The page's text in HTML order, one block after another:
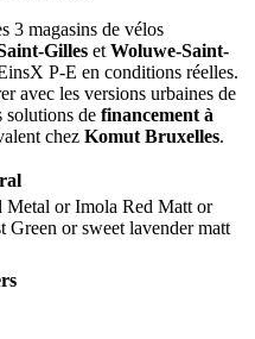
3 magasins de vélos
Gilles et Woluwe-Saint-
P-E en conditions réelles.
avec les versions urbaines de
solutions de financement à
chez Komut Bruxelles.
Metal orImola Red Matt or
Green orsweet lavender matt